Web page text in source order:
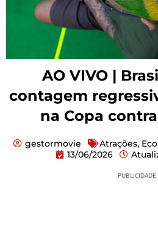
AO VIVO |
contagem
na Copa
gestormovie Atrações,
13/06/2026
PUBLICIDADE